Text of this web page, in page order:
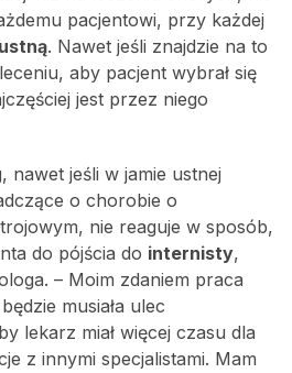
pacjentowi, przy każdej
. Nawet jeśli znajdzie na to
aby pacjent wybrał się
jest przez niego
nawet jeśli w jamie ustnej
o chorobie o
nie reaguje w sposób,
do pójścia do internisty,
– Moim zdaniem praca
musiała ulec
lekarz miał więcej czasu dla
z innymi specjalistami. Mam